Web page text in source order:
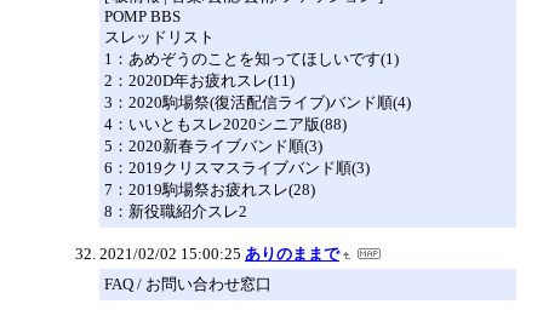
POMP BBS
スレッドリスト
1：あめぞうのことを知ってほしいです(1)
2：2020D年お疲れスレ(11)
3：2020駒場祭(復活配信ライブ)バンド順(4)
4：いいともスレ2020シニア版(88)
5：2020新春ライブバンド順(3)
6：2019クリスマスライブバンド順(3)
7：2019駒場祭お疲れスレ(28)
8：新役職紹介スレ2
2021/02/02 15:00:25 ありのままで
FAQ / お問い合わせ窓口